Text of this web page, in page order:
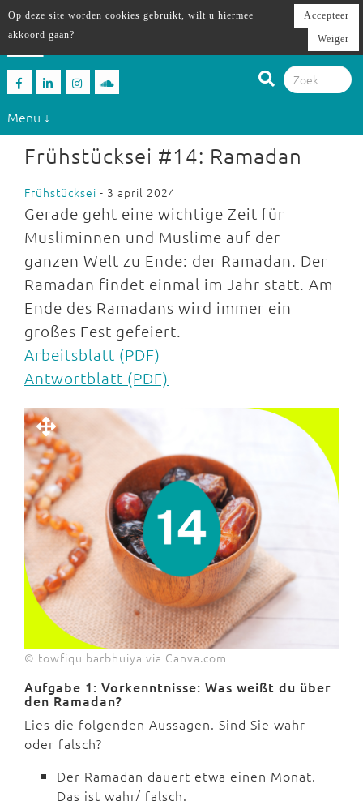
Menu ↓
Frühstücksei #14: Ramadan
Frühstücksei - 3 april 2024
Gerade geht eine wichtige Zeit für
Musliminnen und Muslime auf der
ganzen Welt zu Ende: der Ramadan. Der
Ramadan findet einmal im Jahr statt. Am
Ende des Ramadans wird immer ein
großes Fest gefeiert.
Arbeitsblatt (PDF)
Antwortblatt (PDF)
© towfiqu barbhuiya via Canva.com
Aufgabe 1: Vorkenntnisse: Was weißt du über
den Ramadan?
Lies die folgenden Aussagen. Sind Sie wahr
oder falsch?
Der Ramadan dauert etwa einen Monat.
Das ist wahr/ falsch.
Op deze site worden cookies gebruikt, wilt u hiermee
akkoord gaan?
Accepteer
Weiger